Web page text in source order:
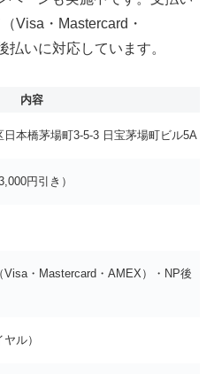
Visa・Mastercard・
いに対応しています。
内容
本橋茅場町3-5-3 日宝茅場町ビル5A
円引き）
・Mastercard・AMEX）・NP後
ル）